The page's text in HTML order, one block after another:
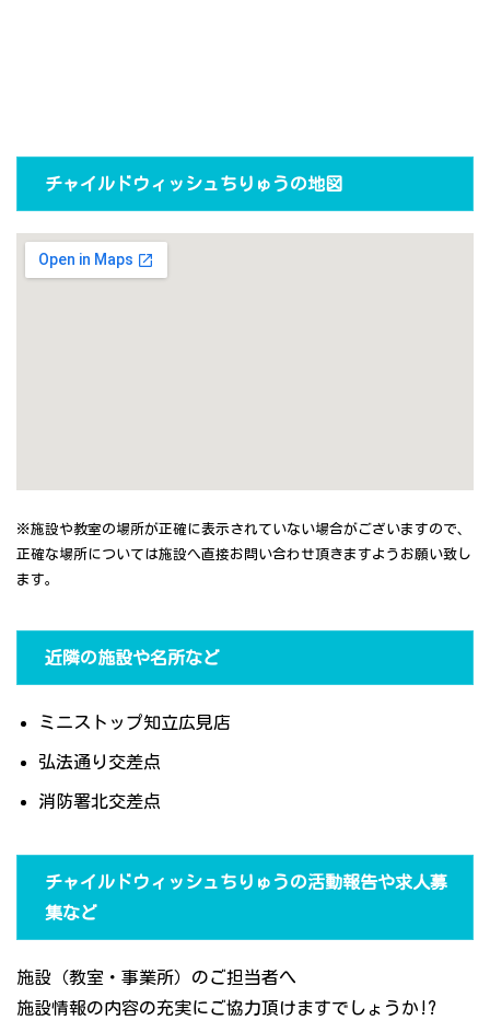
チャイルドウィッシュちりゅうの地図
※施設や教室の場所が正確に表示されていない場合がございますので、
正確な場所については施設へ直接お問い合わせ頂きますようお願い致し
ます。
近隣の施設や名所など
ミニストップ知立広見店
弘法通り交差点
消防署北交差点
チャイルドウィッシュちりゅうの活動報告や求人募
集など
施設（教室・事業所）のご担当者へ
施設情報の内容の充実にご協力頂けますでしょうか!?